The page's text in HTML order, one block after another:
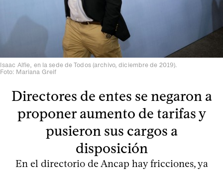
Isaac Alfie, en la sede de Todos (archivo, diciembre de 2019).
Foto: Mariana Greif
Directores de entes se negaron a
proponer aumento de tarifas y
pusieron sus cargos a
disposición
En el directorio de Ancap hay fricciones, ya